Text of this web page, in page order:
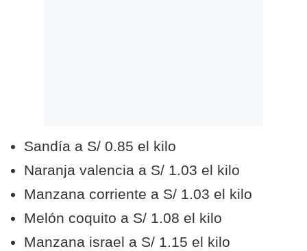
Sandía a S/ 0.85 el kilo
Naranja valencia a S/ 1.03 el kilo
Manzana corriente a S/ 1.03 el kilo
Melón coquito a S/ 1.08 el kilo
Manzana israel a S/ 1.15 el kilo